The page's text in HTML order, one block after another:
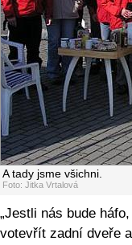
A tady jsme všichni.
Foto: Jitka Vrtalová
„Jestli nás bude
votevřít zadní dveře